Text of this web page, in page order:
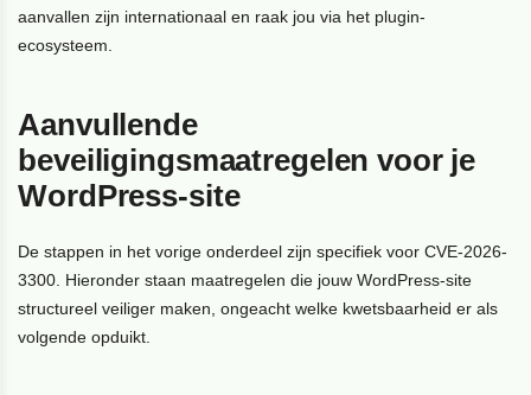
aanvallen zijn internationaal en raak jou via het plugin-
ecosysteem.
Aanvullende
beveiligingsmaatregelen voor je
WordPress-site
De stappen in het vorige onderdeel zijn specifiek voor CVE-2026-
3300. Hieronder staan maatregelen die jouw WordPress-site
structureel veiliger maken, ongeacht welke kwetsbaarheid er als
volgende opduikt.